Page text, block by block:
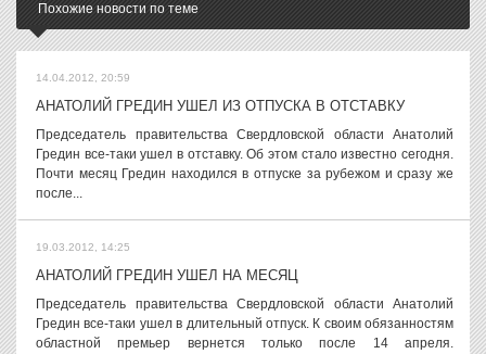
Похожие новости по теме
14.04.2012, 20:59
АНАТОЛИЙ ГРЕДИН УШЕЛ ИЗ ОТПУСКА В ОТСТАВКУ
Председатель правительства Свердловской области Анатолий
Гредин все-таки ушел в отставку. Об этом стало известно сегодня.
Почти месяц Гредин находился в отпуске за рубежом и сразу же
после...
19.03.2012, 14:25
АНАТОЛИЙ ГРЕДИН УШЕЛ НА МЕСЯЦ
Председатель правительства Свердловской области Анатолий
Гредин все-таки ушел в длительный отпуск. К своим обязанностям
областной премьер вернется только после 14 апреля.